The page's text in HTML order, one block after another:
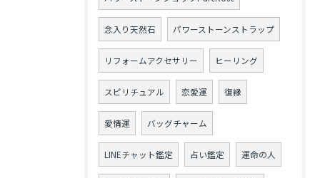
念入り天然石 パワーストーンストラップ
リフォームアクセサリー ヒーリング
スピリチュアル 恋愛運 復縁
愛情運 バッグチャーム
LINEチャット鑑定 占い鑑定 運命の人